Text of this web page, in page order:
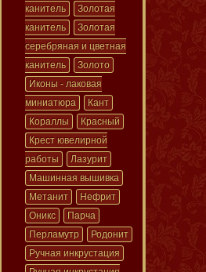
канитель
Золотая
канитель
Золотая
серебряная и цветная
канитель
Золото
Иконы - лаковая
миниатюра
Кант
Кораллы
Красный
Крест ювелирной
работы
Лазурит
Машинная вышивка
Метанит
Нефрит
Оникс
Парча
Перламутр
Родонит
Ручная инкрустация